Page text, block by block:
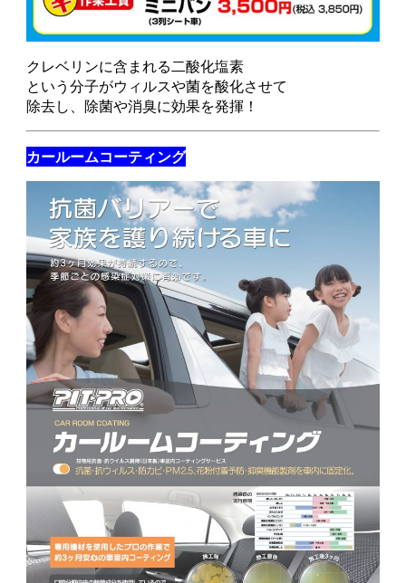
クレベリンに含まれる二酸化塩素
という分子がウィルスや菌を酸化させて
除去し、除菌や消臭に効果を発揮！
カールームコーティング